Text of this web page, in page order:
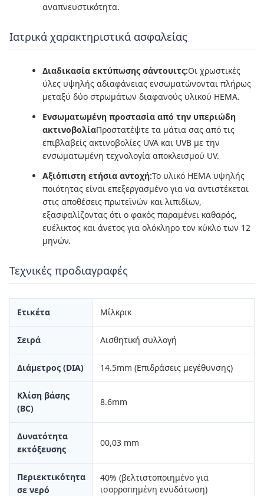
αναπνευστικότητα.
Ιατρικά χαρακτηριστικά ασφαλείας
Διαδικασία εκτύπωσης σάντουιτς:Οι χρωστικές
ύλες υψηλής αδιαφάνειας ενσωματώνονται πλήρως
μεταξύ δύο στρωμάτων διαφανούς υλικού HEMA.
Ενσωματωμένη προστασία από την υπεριώδη
ακτινοβολίαΠροστατέψτε τα μάτια σας από τις
επιβλαβείς ακτινοβολίες UVA και UVB με την
ενσωματωμένη τεχνολογία αποκλεισμού UV.
Αξιόπιστη ετήσια αντοχή:Το υλικό HEMA υψηλής
ποιότητας είναι επεξεργασμένο για να αντιστέκεται
στις αποθέσεις πρωτεϊνών και λιπιδίων,
εξασφαλίζοντας ότι ο φακός παραμένει καθαρός,
ευέλικτος και άνετος για ολόκληρο τον κύκλο των 12
μηνών.
Τεχνικές προδιαγραφές
Ετικέτα Μίλκρικ
Σειρά Αισθητική συλλογή
Διάμετρος (DIA) 14.5mm (Επιδράσεις μεγέθυνσης)
Κλίση βάσης
(BC)
8.6mm
Δυνατότητα
εκτόξευσης
00,03 mm
Περιεκτικότητα
σε νερό
40% (βελτιστοποιημένο για
ισορροπημένη ενυδάτωση)